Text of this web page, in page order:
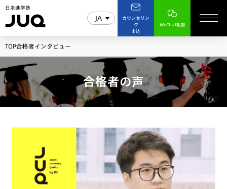
日本進学塾
JA
カウンセリン
グ
申込
WeChat相談
TOP合格者インタビュー
合格者の声